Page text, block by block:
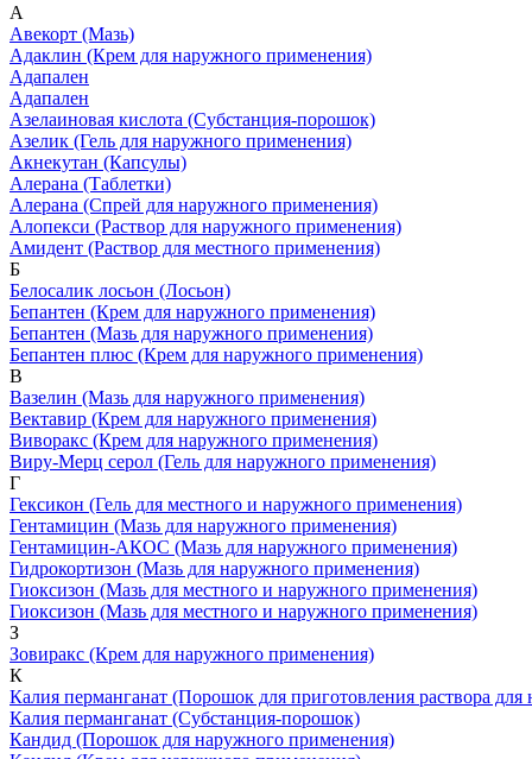
А
Авекорт (Мазь)
Адаклин (Крем для наружного применения)
Адапален
Адапален
Азелаиновая кислота (Субстанция-порошок)
Азелик (Гель для наружного применения)
Акнекутан (Капсулы)
Алерана (Таблетки)
Алерана (Спрей для наружного применения)
Алопекси (Раствор для наружного применения)
Амидент (Раствор для местного применения)
Б
Белосалик лосьон (Лосьон)
Бепантен (Крем для наружного применения)
Бепантен (Мазь для наружного применения)
Бепантен плюс (Крем для наружного применения)
В
Вазелин (Мазь для наружного применения)
Вектавир (Крем для наружного применения)
Виворакс (Крем для наружного применения)
Виру-Мерц серол (Гель для наружного применения)
Г
Гексикон (Гель для местного и наружного применения)
Гентамицин (Мазь для наружного применения)
Гентамицин-АКОС (Мазь для наружного применения)
Гидрокортизон (Мазь для наружного применения)
Гиоксизон (Мазь для местного и наружного применения)
Гиоксизон (Мазь для местного и наружного применения)
З
Зовиракс (Крем для наружного применения)
К
Калия перманганат (Порошок для приготовления раствора
Калия перманганат (Субстанция-порошок)
Кандид (Порошок для наружного применения)